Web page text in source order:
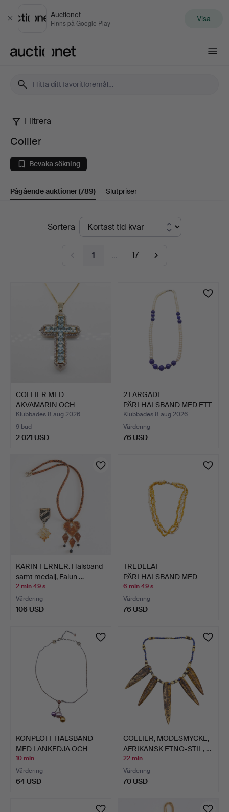
Stäng
Auctionet
Finns på Google Play Visa
Collier
Filtrera
Collier
Bevaka sökning
Pågående auktioner(789) Slutpriser
PågåendeSortera
1 … 17
COLLIER MED
AKVAMARIN OCH
DIAMANTKORS.
Klubbades 8 aug 2026
9 bud
2 021 USD
2 FÄRGADE
PÄRLHALSBAND MED ETT
LÅS I 925 S…
Klubbades 8 aug 2026
Värdering
76 USD
KARIN FERNER. Halsband
samt medalj, Falun …
2 min 49 s
Värdering
106 USD
TREDELAT
PÄRLHALSBAND MED
VITA OCH GULDGUL…
6 min 49 s
Värdering
76 USD
KONPLOTT HALSBAND
MED LÄNKEDJA OCH
PÄRLKLU…
10 min
Värdering
64 USD
COLLIER, MODESMYCKE,
AFRIKANSK ETNO-STIL, …
22 min
Värdering
70 USD